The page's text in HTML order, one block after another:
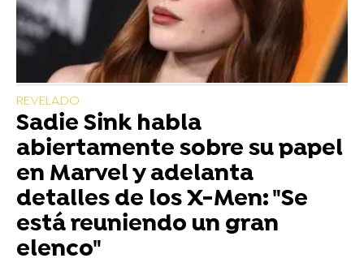
REVELADO
Sadie Sink habla
abiertamente sobre su papel
en Marvel y adelanta
detalles de los X-Men: "Se
está reuniendo un gran
elenco"